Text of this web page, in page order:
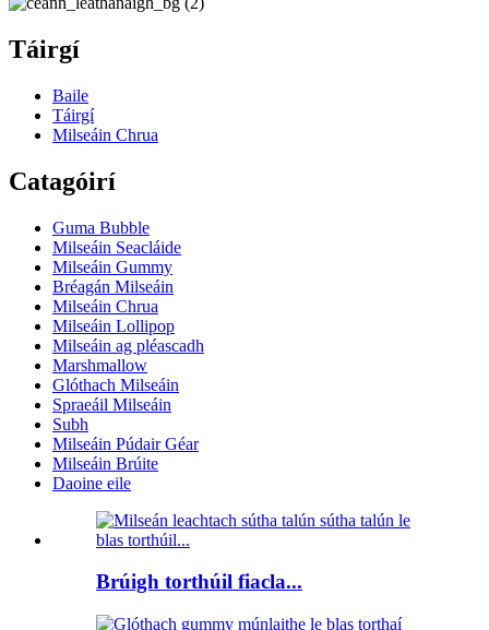
Táirgí
Baile
Táirgí
Milseáin Chrua
Catagóirí
Guma Bubble
Milseáin Seacláide
Milseáin Gummy
Bréagán Milseáin
Milseáin Chrua
Milseáin Lollipop
Milseáin ag pléascadh
Marshmallow
Glóthach Milseáin
Spraeáil Milseáin
Subh
Milseáin Púdair Géar
Milseáin Brúite
Daoine eile
Brúigh torthúil fiacla...